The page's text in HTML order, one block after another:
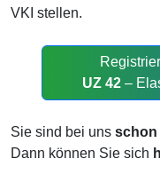
VKI stellen.
UZ 42–
Sie sind bei uns schon
Dann können Sie sich